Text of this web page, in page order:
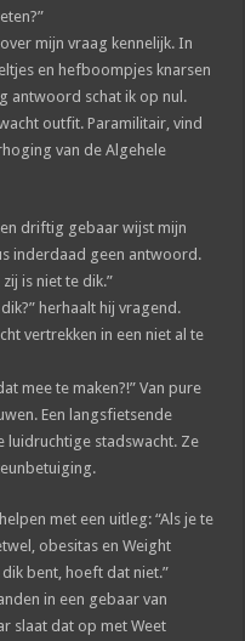
mijn vraag kennelijk. In
en hefboompjes knarsen
antwoord schat ik op nul.
outfit. Paramilitair, vind
van de Algehele
driftig gebaar wijst mijn
inderdaad geen antwoord.
is niet te dik.”
herhaalt hij vragend.
vertrekken in een niet al te
mee te maken?!” Van pure
Een langsfietsende
luidruchtige stadswacht. Ze
met een uitleg: “Als je te
obesitas en Weight
bent, hoeft dat niet.”
in een gebaar van
slaat dat op met Weet